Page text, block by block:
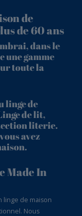
de
de 60 ans
dans le
une gamme
toute la
linge de
de lit,
literie.
avez
Made In
linge de maison
Nous